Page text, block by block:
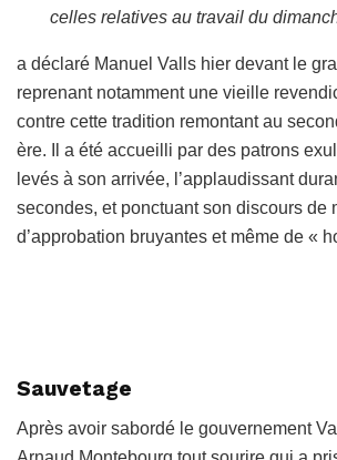
celles relatives au travail du
a déclaré Manuel Valls hier devant le
reprenant notamment une vieille
contre cette tradition remontant au
ère. Il a été accueilli par des patrons
levés à son arrivée, l’applaudissant
secondes, et ponctuant son discours de
d’approbation bruyantes et même de «
Sauvetage
Après avoir sabordé le gouvernement